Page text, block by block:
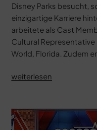
Disney Parks besucht,
einzigartige Karriere
arbeitete als Cast
Cultural Representative
World, Florida. Zudem
„Droids
Abenteuer
von
weiterlesen